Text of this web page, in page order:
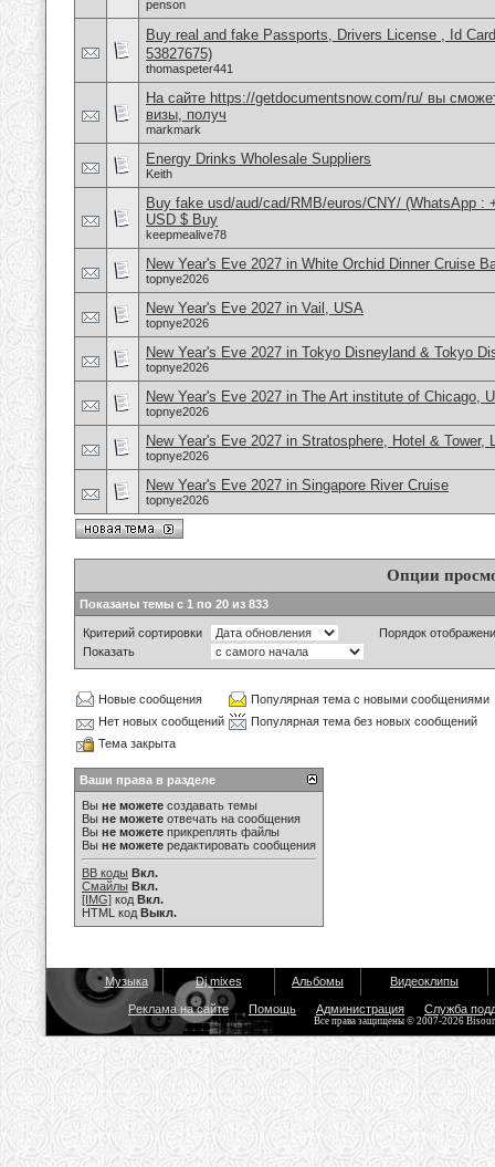
penson
Buy real and fake Passports, Drivers License , Id
53827675)
thomaspeter441
На сайте https://getdocumentsnow.com/ru/ вы
визы, получ
markmark
Energy Drinks Wholesale Suppliers
Keith
Buy fake usd/aud/cad/RMB/euros/CNY/ (WhatsApp :
USD $ Buy
keepmealive78
New Year's Eve 2027 in White Orchid Dinner Cruise
topnye2026
New Year's Eve 2027 in Vail, USA
topnye2026
New Year's Eve 2027 in Tokyo Disneyland & Tokyo
topnye2026
New Year's Eve 2027 in The Art institute of Chicago,
topnye2026
New Year's Eve 2027 in Stratosphere, Hotel & Tower,
topnye2026
New Year's Eve 2027 in Singapore River Cruise
topnye2026
Опции
Показаны темы с 1 по 20 из 833
Критерий сортировки
Порядок
Показать
Новые сообщения
Популярная тема с новыми сообщениями
Нет новых сообщений
Популярная тема без новых сообщений
Тема закрыта
Ваши права в разделе
Вы не можете создавать темы
Вы не можете отвечать на сообщения
Вы не можете прикреплять файлы
Вы не можете редактировать сообщения
BB коды Вкл.
Смайлы Вкл.
[IMG] код Вкл.
HTML код Выкл.
Музыка Dj mixes Альбомы Видеоклипы
Реклама на сайте Помощь Администрация Служба
Все права защищены © 2007-2026